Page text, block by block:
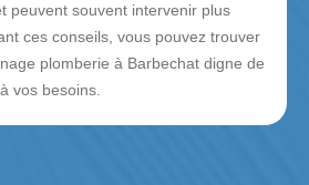
peuvent souvent intervenir plus
ces conseils, vous pouvez trouver
plomberie à Barbechat digne de
vos besoins.